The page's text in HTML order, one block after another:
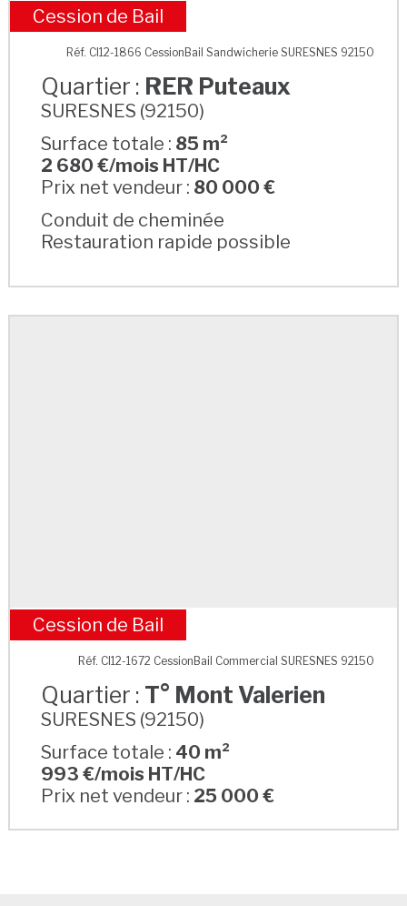
RER Puteaux
Cession de Bail
Réf. CI12-1866 CessionBail Sandwicherie SURESNES 92150
Quartier : RER Puteaux
SURESNES (92150)
Surface totale : 85 m²
2 680 €/mois HT/HC
Prix net vendeur : 80 000 €
Conduit de cheminée
Restauration rapide possible
T° Mont Valerien
Cession de Bail
Réf. CI12-1672 CessionBail Commercial SURESNES 92150
Quartier : T° Mont Valerien
SURESNES (92150)
Surface totale : 40 m²
993 €/mois HT/HC
Prix net vendeur : 25 000 €